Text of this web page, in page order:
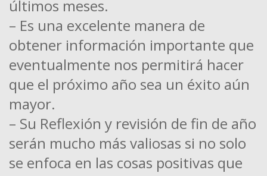
últimos meses.
– Es una excelente manera de
obtener información importante que
eventualmente nos permitirá hacer
que el próximo año sea un éxito aún
mayor.
– Su Reflexión y revisión de fin de año
serán mucho más valiosas si no solo
se enfoca en las cosas positivas que